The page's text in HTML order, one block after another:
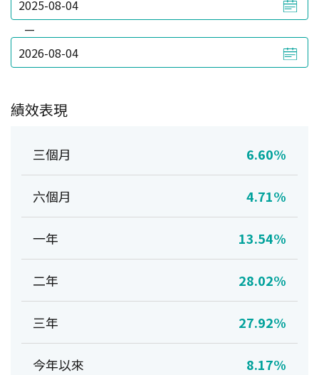
—
績效表現
三個月 6.60%
六個月 4.71%
一年 13.54%
二年 28.02%
三年 27.92%
今年以來 8.17%